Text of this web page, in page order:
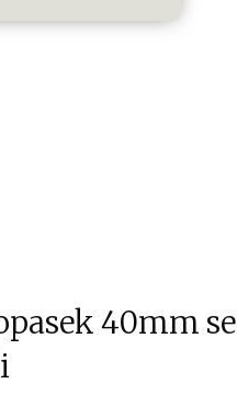
40mm se